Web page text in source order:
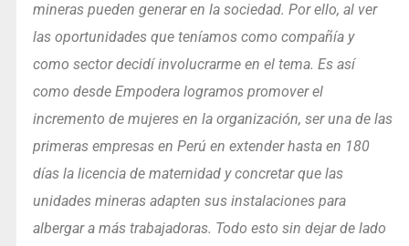
mineras pueden generar en la sociedad. Por ello, al ver
las oportunidades que teníamos como compañía y
como sector decidí involucrarme en el tema. Es así
como desde Empodera logramos promover el
incremento de mujeres en la organización, ser una de las
primeras empresas en Perú en extender hasta en 180
días la licencia de maternidad y concretar que las
unidades mineras adapten sus instalaciones para
albergar a más trabajadoras. Todo esto sin dejar de lado